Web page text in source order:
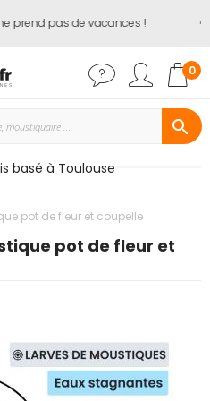
prend pas de vacances ! 📢
0
basé à Toulouse
pot de fleur et coupelle
pot de fleur et